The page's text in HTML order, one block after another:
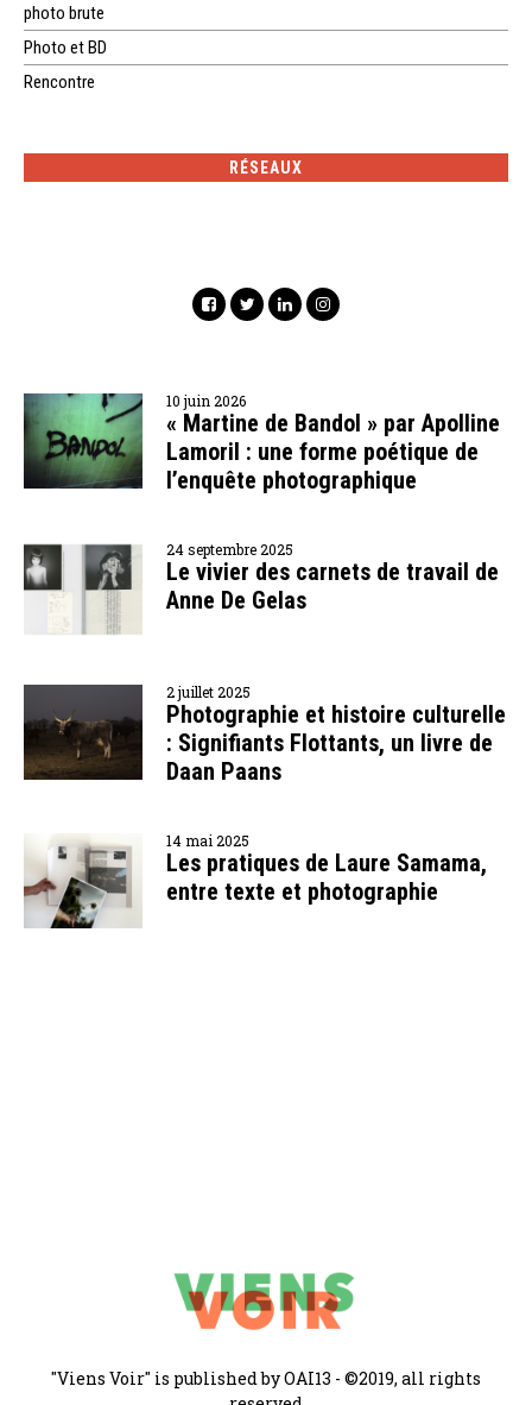
photo brute
Photo et BD
Rencontre
RÉSEAUX
10 juin 2026
« Martine de Bandol » par Apolline
Lamoril : une forme poétique de
l’enquête photographique
24 septembre 2025
Le vivier des carnets de travail de
Anne De Gelas
2 juillet 2025
Photographie et histoire culturelle
: Signifiants Flottants, un livre de
Daan Paans
14 mai 2025
Les pratiques de Laure Samama,
entre texte et photographie
"Viens Voir" is published by OAI13 - ©2019, all rights